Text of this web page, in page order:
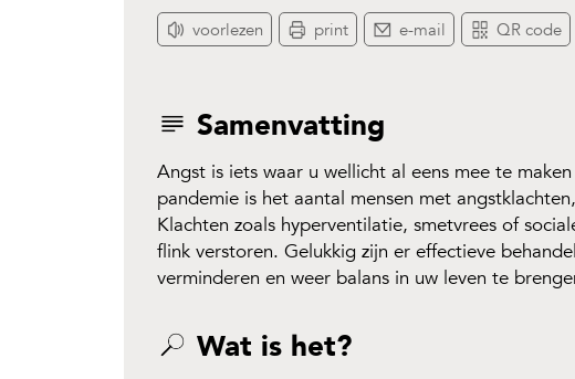
voorlezen print e-mail QR code
Samenvatting
Angst is iets waar u wellicht al eens mee te
pandemie is het aantal mensen met
Klachten zoals hyperventilatie, smetvrees of
flink verstoren. Gelukkig zijn er effectieve
verminderen en weer balans in uw leven te
Wat is het?